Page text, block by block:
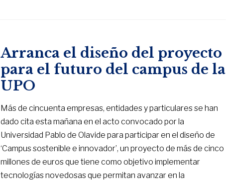
Arranca el diseño del proyecto
para el futuro del campus de la
UPO
Más de cincuenta empresas, entidades y particulares se han
dado cita esta mañana en el acto convocado por la
Universidad Pablo de Olavide para participar en el diseño de
‘Campus sostenible e innovador’, un proyecto de más de cinco
millones de euros que tiene como objetivo implementar
tecnologías novedosas que permitan avanzar en la